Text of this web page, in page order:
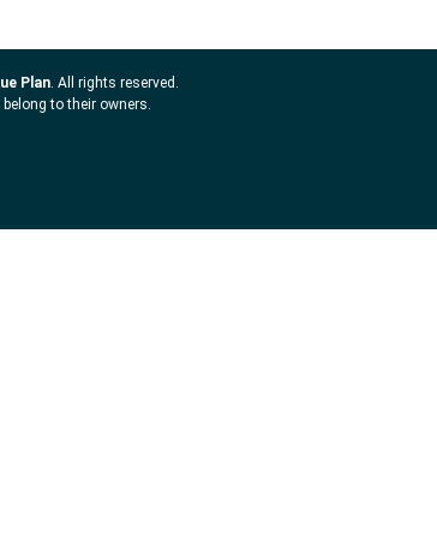
Plan. All rights reserved.
belong to their owners.